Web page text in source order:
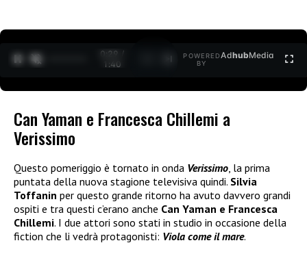
0:30 /
1:40
POWERED
BY
AdhubMedia
Can Yaman e Francesca Chillemi a
Verissimo
Questo pomeriggio è tornato in onda Verissimo, la prima
puntata della nuova stagione televisiva quindi. Silvia
Toffanin per questo grande ritorno ha avuto davvero grandi
ospiti e tra questi c’erano anche Can Yaman e Francesca
Chillemi. I due attori sono stati in studio in occasione della
fiction che li vedrà protagonisti: Viola come il mare.